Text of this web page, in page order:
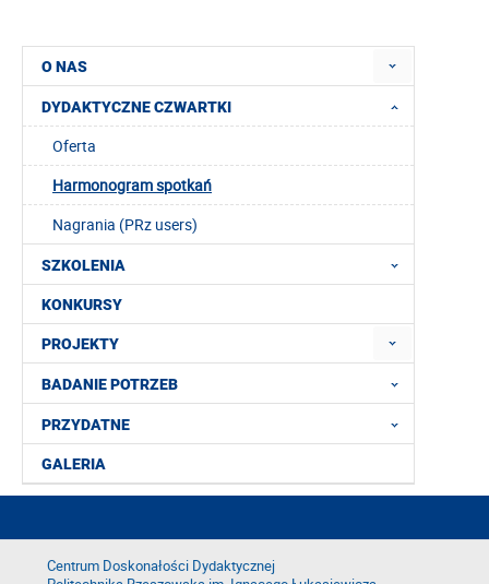
O NAS
DYDAKTYCZNE CZWARTKI
Oferta
Harmonogram spotkań
Nagrania (PRz users)
SZKOLENIA
KONKURSY
PROJEKTY
BADANIE POTRZEB
PRZYDATNE
GALERIA
Centrum Doskonałości Dydaktycznej